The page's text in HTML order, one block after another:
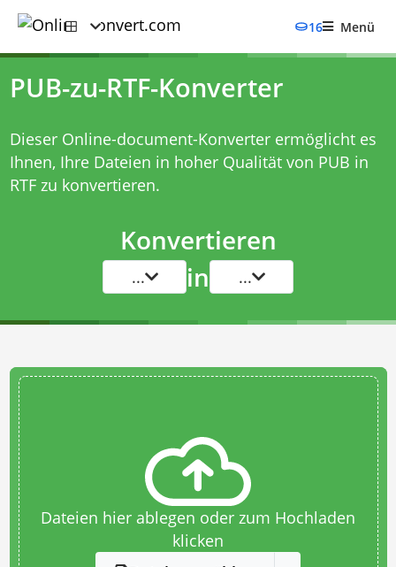
16 Menü
PUB-zu-RTF-Konverter
Dieser Online-document-Konverter ermöglicht es
Ihnen, Ihre Dateien in hoher Qualität von PUB in
RTF zu konvertieren.
Konvertieren
... in ...
Dateien hier ablegen oder zum Hochladen
klicken